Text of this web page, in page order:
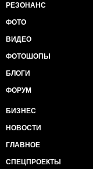
РЕЗОНАНС
ФОТО
ВИДЕО
ФОТОШОПЫ
БЛОГИ
ФОРУМ
БИЗНЕС
НОВОСТИ
ГЛАВНОЕ
СПЕЦПРОЕКТЫ